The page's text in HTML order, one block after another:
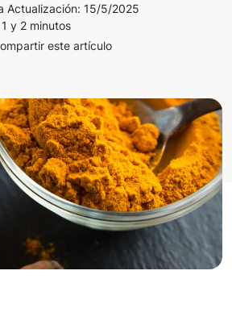
Actualización: 15/5/2025
y 2 minutos
este artículo